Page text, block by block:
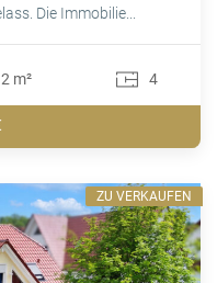
Die Immobilie...
m² 4
ZU VERKAUFEN